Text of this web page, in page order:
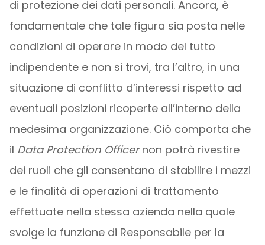
di protezione dei dati personali. Ancora, è
fondamentale che tale figura sia posta nelle
condizioni di operare in modo del tutto
indipendente e non si trovi, tra l’altro, in una
situazione di conflitto d’interessi rispetto ad
eventuali posizioni ricoperte all’interno della
medesima organizzazione. Ciò comporta che
il Data Protection Officernon potrà rivestire
dei ruoli che gli consentano di stabilire i mezzi
e le finalità di operazioni di trattamento
effettuate nella stessa azienda nella quale
svolge la funzione di Responsabile per la